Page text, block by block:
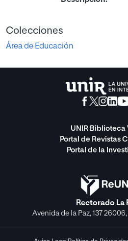
Colecciones
Área de Educación
UNIR Biblioteca
Portal de Revistas
Portal de la
Rectorado La
Avenida de la Paz, 137